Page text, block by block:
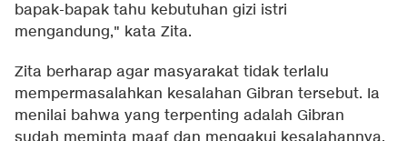
bapak-bapak tahu kebutuhan gizi istri
mengandung," kata Zita.
Zita berharap agar masyarakat tidak terlalu
mempermasalahkan kesalahan Gibran tersebut. Ia
menilai bahwa yang terpenting adalah Gibran